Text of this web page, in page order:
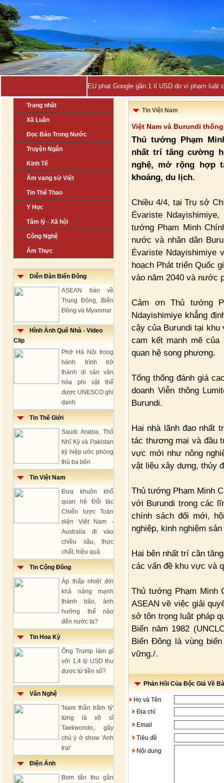
EU phạt Google gần 1 tỉ USD do vi phạm luật
Trang nhất
Xã Luận
Đọc Báo Trong Nước
Truyện Ngắn
Kinh Tế
Âm vang sử Việt
Tin Thể Thao
Y Học
Tâm lý - Xã hội
Công Nghệ
Ẩm Thực
Diễn Đàn Biển Đông
ASEAN bàn về
Trung Đông, Biển
Đông và Myanmar
Hình Ảnh Quê Nhà - Video
Clip
Phở Hà Nội trong
hành trình trở
thành di sản văn
hóa phi vật thể
được UNESCO ghi
danh
Tin Thế Giới
Saudi Arabia, Thổ
Nhĩ Kỳ và Pakistan
ký hiệp ước phòng
thủ ba bên
Tin Việt Nam
Đưa khuôn khổ
quan hệ Đối tác
Chiến lược Toàn
diện Việt Nam -
Australia đi vào
chiều sâu, thực
chất, hiệu quả
Tin Cộng Đồng
Áp thấp nhiệt đới
khả năng mạnh
thành bão, ảnh
hưởng thế nào
đến nước ta?
Tin Hoa Kỳ
Ông Trump làm gì
với 1,4 tỷ USD thu
được từ tiền số?
Văn Nghệ
'Nam thần trăm tỷ'
từng là võ sĩ
Taekwondo, gây
chú ý ở show 'Anh
trai'
Điện Ảnh
Bom tấn thu gần
Tin Việt Nam
Việt Nam và Burundi
Thủ tướng Phạm
nhất trí tăng cường
nghệ, mở rộng hợp
khoáng, du lịch.
Chiều 4/4, tại Trụ sở
Évariste
tướng Phạm Minh
nước và nhân dân
Évariste Ndayishimiye
hoạch Phát triển Quốc
vào năm 2040 và nước
Cảm ơn Thủ tướng
Ndayishimiye khẳng
cậy của Burundi tại
cam kết mạnh mẽ của
quan hệ song phương.
Tổng thống đánh giá
doanh Viễn thông
Burundi.
Hai nhà lãnh đạo nhất
tác thương mại và đầu
vực mới như nông
vật liệu xây dựng, thủy
Thủ tướng Phạm Minh
với Burundi trong các
chính sách đổi mới,
nghiệp, kinh nghiệm
Hai bên nhất trí cần
các vấn đề khu vực và
Thủ tướng Phạm Minh
ASEAN về việc giải
sở tôn trọng luật pháp
Biển năm 1982
Biển Đông là vùng
vững./.
Phản Hồi Của Độc Giả Về
Họ và Tên
Địa chỉ
Email
Tiêu đề
Nội dung